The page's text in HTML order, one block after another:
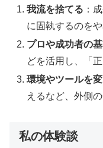
我流を捨てる ：
に固執するのをや
プロや成功者の
どを活用し、「
環境やツールを
えるなど、外側
私の体験談